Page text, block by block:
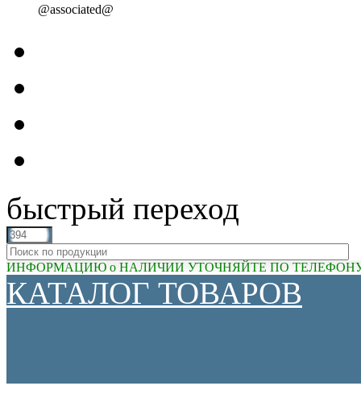
@associated@
быстрый переход
ИНФОРМАЦИЮ о НАЛИЧИИ УТОЧНЯЙТЕ ПО ТЕЛЕФОНУ
КАТАЛОГ ТОВАРОВ